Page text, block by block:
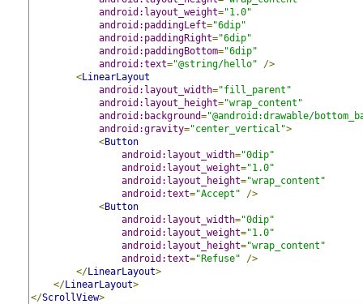
android:layout_weight="1.0"
android:paddingLeft="6dip"
android:paddingRight="6dip"
android:paddingBottom="6dip"
android:text="@string/hello"
/>
<LinearLayout
android:layout_width="fill_parent"
android:layout_height="wrap_content"
android:background="@android:drawable/
android:gravity="center_vertical">
<Button
android:layout_width="0dip"
android:layout_weight="1.0"
android:layout_height="wrap_content"
android:text="Accept"
/>
<Button
android:layout_width="0dip"
android:layout_weight="1.0"
android:layout_height="wrap_content"
android:text="Refuse"
/>
</LinearLayout>
</LinearLayout>
</ScrollView>